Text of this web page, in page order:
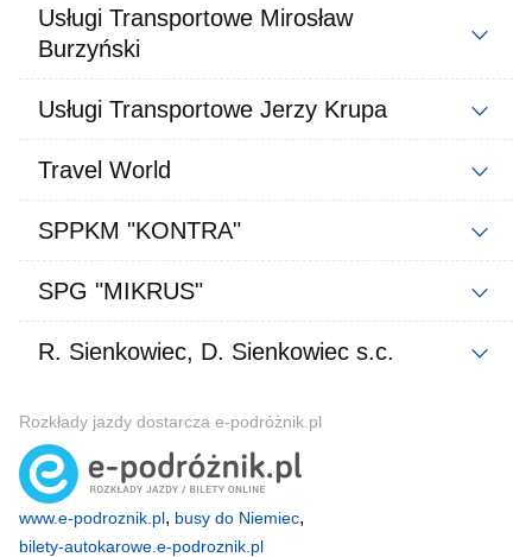
Usługi Transportowe Mirosław
Burzyński
Usługi Transportowe Jerzy Krupa
Travel World
SPPKM "KONTRA"
SPG "MIKRUS"
R. Sienkowiec, D. Sienkowiec s.c.
Rozkłady jazdy dostarcza e-podróżnik.pl
www.e-podroznik.pl, busy do Niemiec,
bilety-autokarowe.e-podroznik.pl